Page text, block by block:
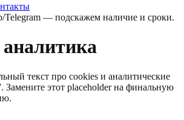
— подскажем наличие и сроки.
текст про cookies и аналитические
Замените этот placeholder на финальную